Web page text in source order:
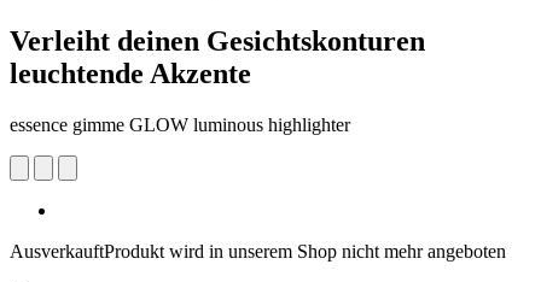
Verleiht deinen Gesichtskonturen
leuchtende Akzente
essence gimme GLOW luminous highlighter
AusverkauftProdukt wird in unserem Shop nicht mehr angeboten